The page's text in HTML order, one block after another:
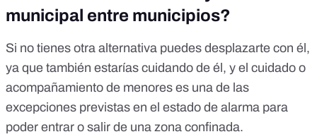
municipal entre municipios?
Si no tienes otra alternativa puedes desplazarte con él,
ya que también estarías cuidando de él, y el cuidado o
acompañamiento de menores es una de las
excepciones previstas en el estado de alarma para
poder entrar o salir de una zona confinada.